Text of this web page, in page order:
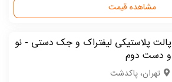
مشاهده قیمت
پالت پلاستیکی لیفتراک و جک دستی - نو
و دست دوم
تهران، پاکدشت